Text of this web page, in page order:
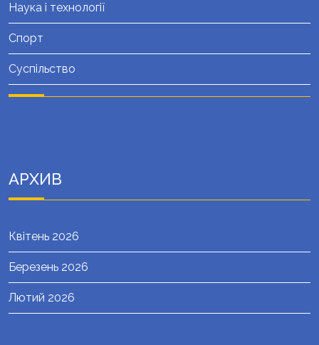
Наука і технології
Спорт
Суспільство
АРХИВ
Квітень 2026
Березень 2026
Лютий 2026